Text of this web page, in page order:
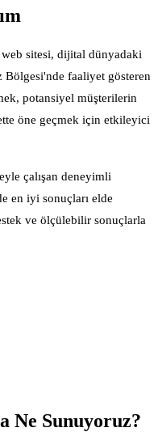
sitesi, dijital dünyadaki
Bölgesi'nde faaliyet gösteren
potansiyel müşterilerin
öne geçmek için etkileyici
çalışan deneyimli
en iyi sonuçları elde
ve ölçülebilir sonuçlarla
Ne Sunuyoruz?